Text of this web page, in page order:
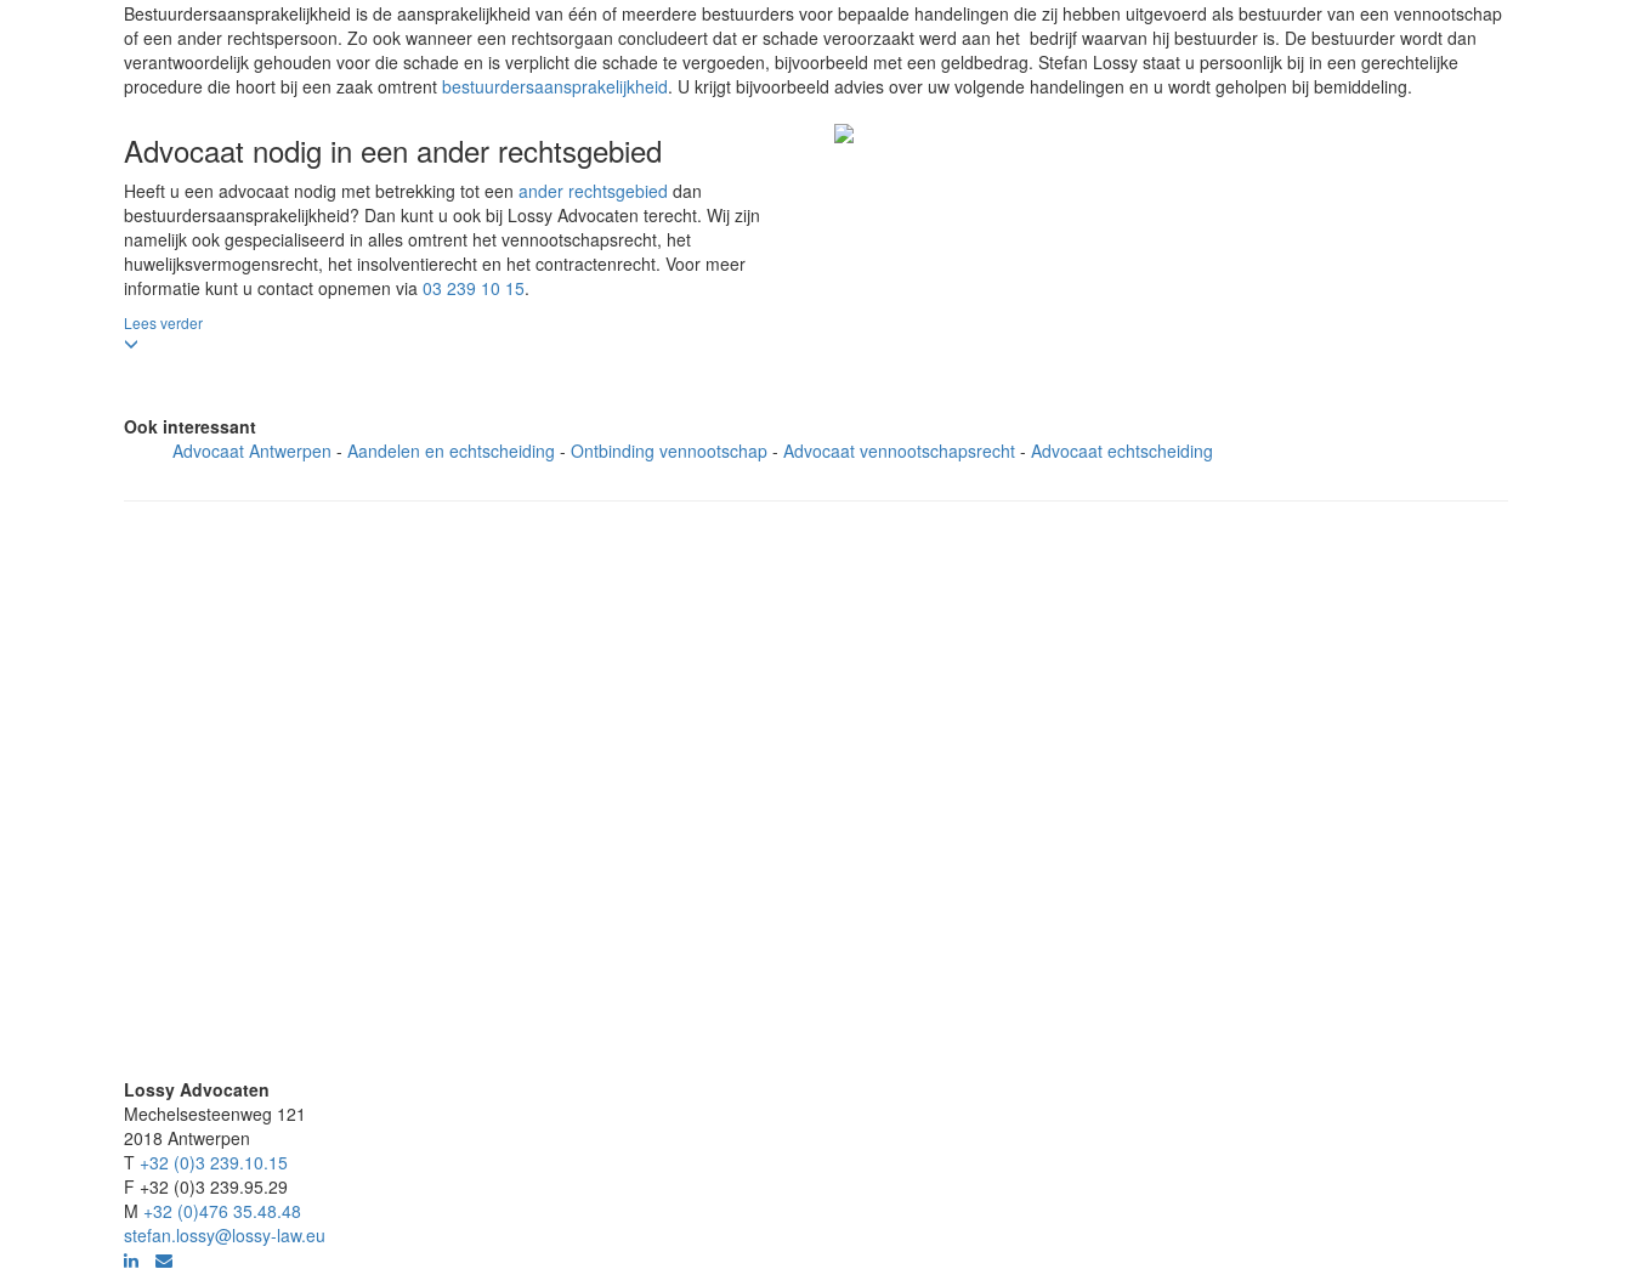
Bestuurdersaansprakelijkheid is de aansprakelijkheid van één of meerdere bestuurders voor bepaalde handelingen die zij hebben uitgevoerd als bestuurder van een vennootschap
of een ander rechtspersoon. Zo ook wanneer een rechtsorgaan concludeert dat er schade veroorzaakt werd aan het bedrijf waarvan hij bestuurder is. De bestuurder wordt dan
verantwoordelijk gehouden voor die schade en is verplicht die schade te vergoeden, bijvoorbeeld met een geldbedrag. Stefan Lossy staat u persoonlijk bij in een gerechtelijke
procedure die hoort bij een zaak omtrent bestuurdersaansprakelijkheid. U krijgt bijvoorbeeld advies over uw volgende handelingen en u wordt geholpen bij bemiddeling.
Advocaat nodig in een ander rechtsgebied
Heeft u een advocaat nodig met betrekking tot een ander rechtsgebied dan
bestuurdersaansprakelijkheid? Dan kunt u ook bij Lossy Advocaten terecht. Wij zijn
namelijk ook gespecialiseerd in alles omtrent het vennootschapsrecht, het
huwelijksvermogensrecht, het insolventierecht en het contractenrecht. Voor meer
informatie kunt u contact opnemen via 03 239 10 15.
Lees verder
Ook interessant
Advocaat Antwerpen
Aandelen en echtscheiding Ontbinding vennootschap Advocaat vennootschapsrecht Advocaat echtscheiding
Lossy Advocaten
Mechelsesteenweg 121
2018 Antwerpen
T +32 (0)3 239.10.15
F +32 (0)3 239.95.29
M +32 (0)476 35.48.48
stefan.lossy@lossy-law.eu